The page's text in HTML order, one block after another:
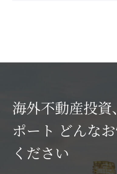
海外不動産投
ポート どんな
ください